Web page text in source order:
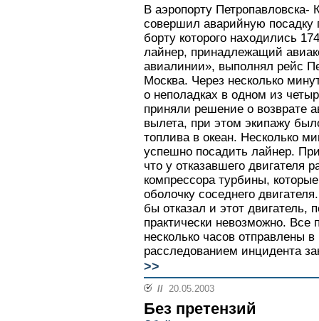
В аэропорту Петропавловска-
совершил аварийную посадку
борту которого находились
лайнер, принадлежащий
авиалинии», выполнял рейс
Москва. Через несколько
о неполадках в одном из
приняли решение о возврате
вылета, при этом экипажу
топлива в океан. Несколько
успешно посадить лайнер.
что у отказавшего двигателя
компрессора турбины,
оболочку соседнего
бы отказал и этот двигатель,
практически невозможно.
несколько часов отправлены
расследованием инцидента
>>
// 20.05.2003
Без претензий